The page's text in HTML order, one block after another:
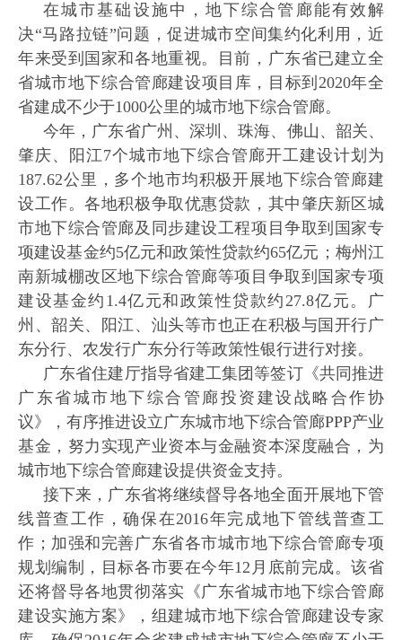
在城市基础设施中，地下综合管廊能有效解
决“马路拉链”问题，促进城市空间集约化利用，近
年来受到国家和各地重视。目前，广东省已建立全
省城市地下综合管廊建设项目库，目标到2020年全
省建成不少于1000公里的城市地下综合管廊。
今年，广东省广州、深圳、珠海、佛山、韶关、
肇庆、阳江7个城市地下综合管廊开工建设计划为
187.62公里，多个地市均积极开展地下综合管廊建
设工作。各地积极争取优惠贷款，其中肇庆新区城
市地下综合管廊及同步建设工程项目争取到国家专
项建设基金约5亿元和政策性贷款约65亿元；梅州江
南新城棚改区地下综合管廊等项目争取到国家专项
建设基金约1.4亿元和政策性贷款约27.8亿元。广
州、韶关、阳江、汕头等市也正在积极与国开行广
东分行、农发行广东分行等政策性银行进行对接。
广东省住建厅指导省建工集团等签订《共同推进
广东省城市地下综合管廊投资建设战略合作协
议》，有序推进设立广东城市地下综合管廊PPP产业
基金，努力实现产业资本与金融资本深度融合，为
城市地下综合管廊建设提供资金支持。
接下来，广东省将继续督导各地全面开展地下管
线普查工作，确保在2016年完成地下管线普查工
作；加强和完善广东省各市城市地下综合管廊专项
规划编制，目标各市要在今年12月底前完成。该省
还将督导各地贯彻落实《广东省城市地下综合管廊
建设实施方案》，组建城市地下综合管廊建设专家